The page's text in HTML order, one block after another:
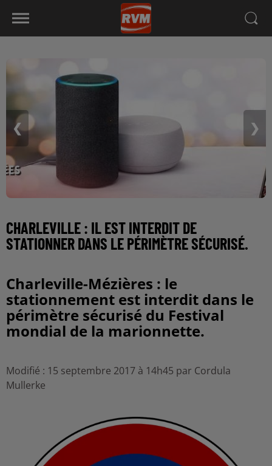
❮ ❯
CHARLEVILLE : IL EST INTERDIT DE
STATIONNER DANS LE PÉRIMÈTRE SÉCURISÉ.
Charleville-Mézières : le
stationnement est interdit dans le
périmètre sécurisé du Festival
mondial de la marionnette.
Modifié : 15 septembre 2017 à 14h45 par Cordula
Mullerke